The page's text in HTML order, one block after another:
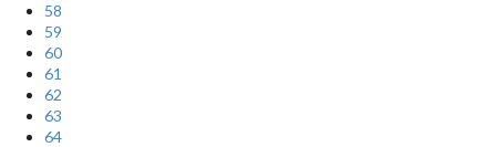
58
59
60
61
62
63
64